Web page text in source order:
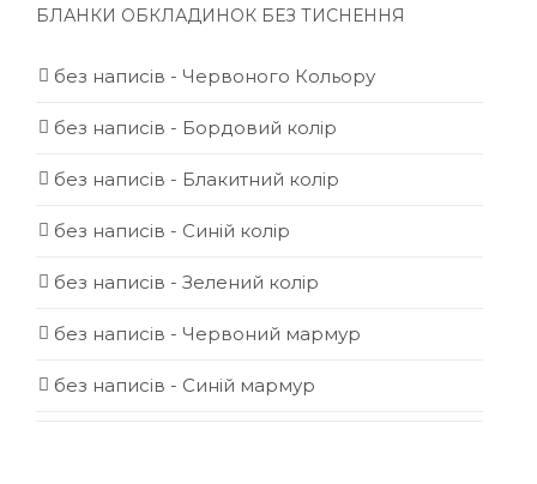
БЛАНКИ ОБКЛАДИНОК БЕЗ ТИСНЕННЯ
без написів - Червоного Кольору
без написів - Бордовий колір
без написів - Блакитний колір
без написів - Синій колір
без написів - Зелений колір
без написів - Червоний мармур
без написів - Синій мармур